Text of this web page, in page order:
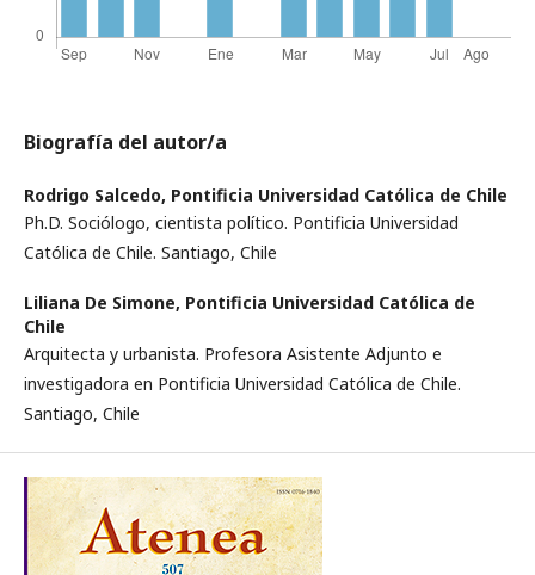
Biografía del autor/a
Rodrigo Salcedo, Pontificia Universidad Católica de Chile
Ph.D. Sociólogo, cientista político. Pontificia Universidad
Católica de Chile. Santiago, Chile
Liliana De Simone, Pontificia Universidad Católica de
Chile
Arquitecta y urbanista. Profesora Asistente Adjunto e
investigadora en Pontificia Universidad Católica de Chile.
Santiago, Chile